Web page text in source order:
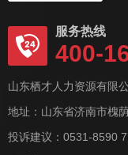
服务热线
400-
山东栖才人力资源有限
地址：山东省济南市槐
投诉建议：0531-8590